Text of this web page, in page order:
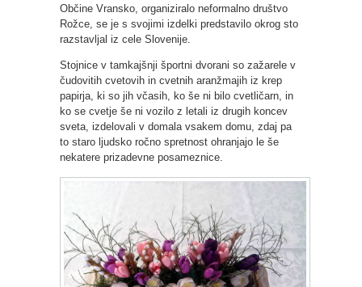
Občine Vransko, organiziralo neformalno društvo
Rožce, se je s svojimi izdelki predstavilo okrog sto
razstavljal iz cele Slovenije.
Stojnice v tamkajšnji športni dvorani so zažarele v
čudovitih cvetovih in cvetnih aranžmajih iz krep
papirja, ki so jih včasih, ko še ni bilo cvetličarn, in
ko se cvetje še ni vozilo z letali iz drugih koncev
sveta, izdelovali v domala vsakem domu, zdaj pa
to staro ljudsko ročno spretnost ohranjajo le še
nekatere prizadevne posameznice.